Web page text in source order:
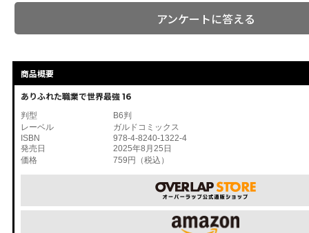
アンケートに答える
商品概要
ありふれた職業で世界最強 16
判型
B6判
レーベル
ガルドコミックス
ISBN
978-4-8240-1322-4
発売日
2025年8月25日
価格
759円（税込）